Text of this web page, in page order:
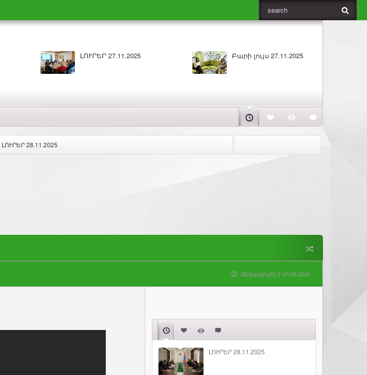
ԼՈՒՐԵՐ 27.11.2025 Բարի լույս 27.11.2025
ԼՈՒՐԵՐ 28.11.2025
Տեղադրվել է 07.03.2016
ԼՈՒՐԵՐ 28.11.2025